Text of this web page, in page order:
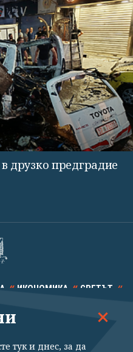
друзко предградие
ИКОНОМИКА СВЕТЪТ
КАЛЕЙДОСКОП
тук и днес, за да